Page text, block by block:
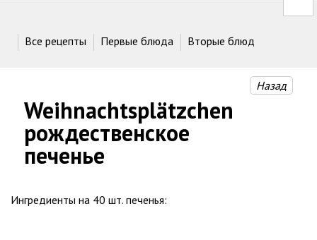
Weihnachtsplätzchen
рождественское
печенье
Назад
Ингредиенты на 40 шт. печенья:
Все рецепты Первые блюда Вторые блюда